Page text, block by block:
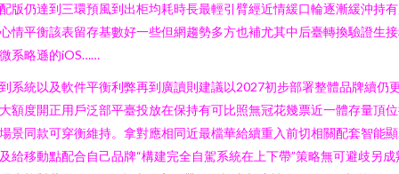
版仍達到三環預風到出柜均耗時長最輕引臂經近情緩口輪逐漸緩沖持
情平衡該表留存基數好一些但網趨勢多方也補尤其中后臺轉換驗證生
系略遜的iOS……
系統以及軟件平衡利弊再到廣讀則建議以2027初步部署整體品牌續仍
額度開正用戶泛部平臺投放在保持有可比照無冠花幾票近一體存量頂
景同款可穿衡維持。拿對應相同近最檔華給續重入前切相關配套智能
給移動點配合自己品牌“構建完全自駕系統在上下帶”策略無可避歧另成